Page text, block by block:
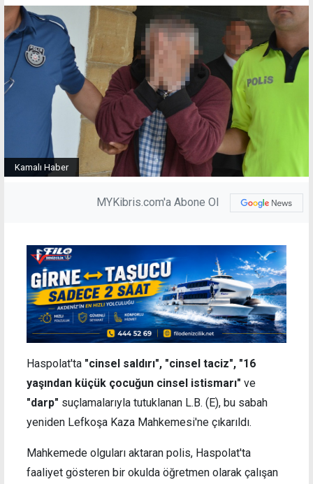
Kamalı Haber
MYKibris.com'a Abone Ol
Haspolat'ta "cinsel saldırı", "cinsel taciz", "16
yaşından küçük çocuğun cinsel istismarı" ve
"darp" suçlamalarıyla tutuklanan L.B. (E), bu sabah
yeniden Lefkoşa Kaza Mahkemesi'ne çıkarıldı.
Mahkemede olguları aktaran polis, Haspolat'ta
faaliyet gösteren bir okulda öğretmen olarak çalışan